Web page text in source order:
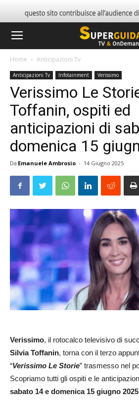
Home Anticipazioni Tv
Anticipazioni Tv Infotainment Verissimo
Verissimo Le
Toffanin, ospiti ed
anticipazioni di
domenica 15
Da Emanuele Ambrosio - 14 Giugno 2025
Verissimo, il rotocalco televisivo di
Silvia Toffanin, torna con il terzo
“Verissimo Le Storie” trasmesso nel
Scopriamo tutti gli ospiti e le
sabato 14 e domenica 15 giugno 2025